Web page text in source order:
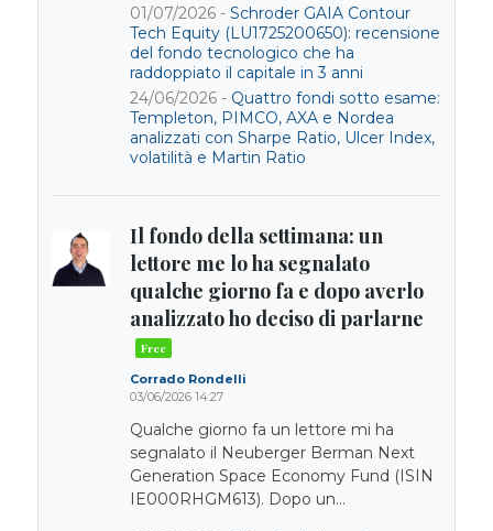
01/07/2026 - Schroder GAIA Contour
Tech Equity (LU1725200650): recensione
del fondo tecnologico che ha
raddoppiato il capitale in 3 anni
24/06/2026 - Quattro fondi sotto esame:
Templeton, PIMCO, AXA e Nordea
analizzati con Sharpe Ratio, Ulcer Index,
volatilità e Martin Ratio
Il fondo della settimana: un
lettore me lo ha segnalato
qualche giorno fa e dopo averlo
analizzato ho deciso di parlarne
Corrado Rondelli
03/06/2026 14:27
Qualche giorno fa un lettore mi ha
segnalato il Neuberger Berman Next
Generation Space Economy Fund (ISIN
IE000RHGM613). Dopo un...